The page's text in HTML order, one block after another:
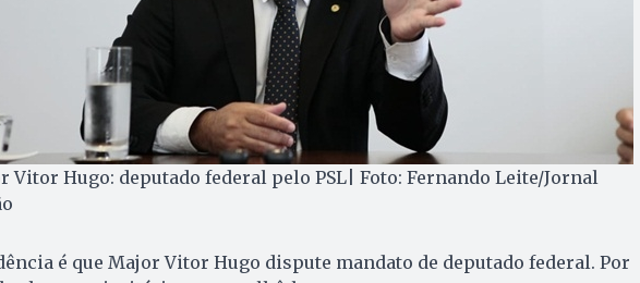
Vitor Hugo: deputado federal pelo PSL| Foto: Fernando Leite/Jornal
é que Major Vitor Hugo dispute mandato de deputado federal. Por